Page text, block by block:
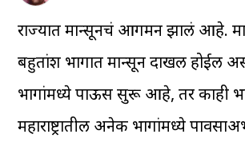
राज्यात मान्सूनचं आगमन झालं आहे.
बहुतांश भागात मान्सून दाखल होईल
भागांमध्ये पाऊस सुरू आहे, तर काही
महाराष्ट्रातील अनेक भागांमध्ये